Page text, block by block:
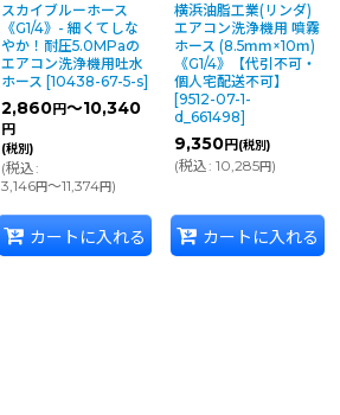
スカイブルーホース
《G1/4》- 細くてしな
やか！耐圧5.0MPaの
エアコン洗浄機用吐水
ホース [10438-67-5-s]
2,860円～10,340
円
(税別)
(税込:
3,146円～11,374円)
カートに入れる
横浜油脂工業(リンダ)
エアコン洗浄機用 噴霧
ホース (8.5ｍｍ×10ｍ)
《G1/4》【代引不可・
個人宅配送不可】
[9512-07-1-
d_661498]
9,350円 (税別)
(税込: 10,285円)
カートに入れる